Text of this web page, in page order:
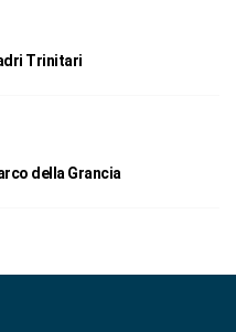
Trinitari
della Grancia